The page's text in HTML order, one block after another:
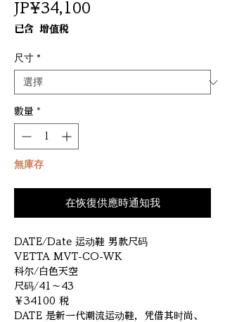
JP¥34,100
已含 增值税
尺寸 *
數量 *
無庫存
在恢復供應時通知我
DATE/Date 运动鞋 男款尺码
VETTA MVT-CO-WK
科尔/白色天空
尺码/41～43
￥34100 税
DATE 是新一代潮流运动鞋，凭借其时尚、